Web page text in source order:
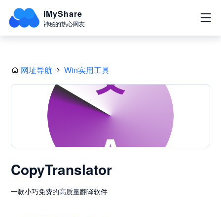
iMyShare
神秘的热心网友
网址导航 Win实用工具
CopyTranslator
一款小巧免费的高质量翻译软件